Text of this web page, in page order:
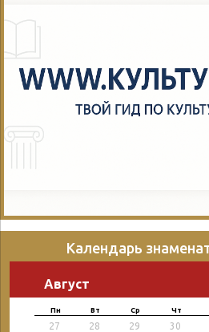
Календарь
Август
Пн Вт Ср Чт
27 28 29 30